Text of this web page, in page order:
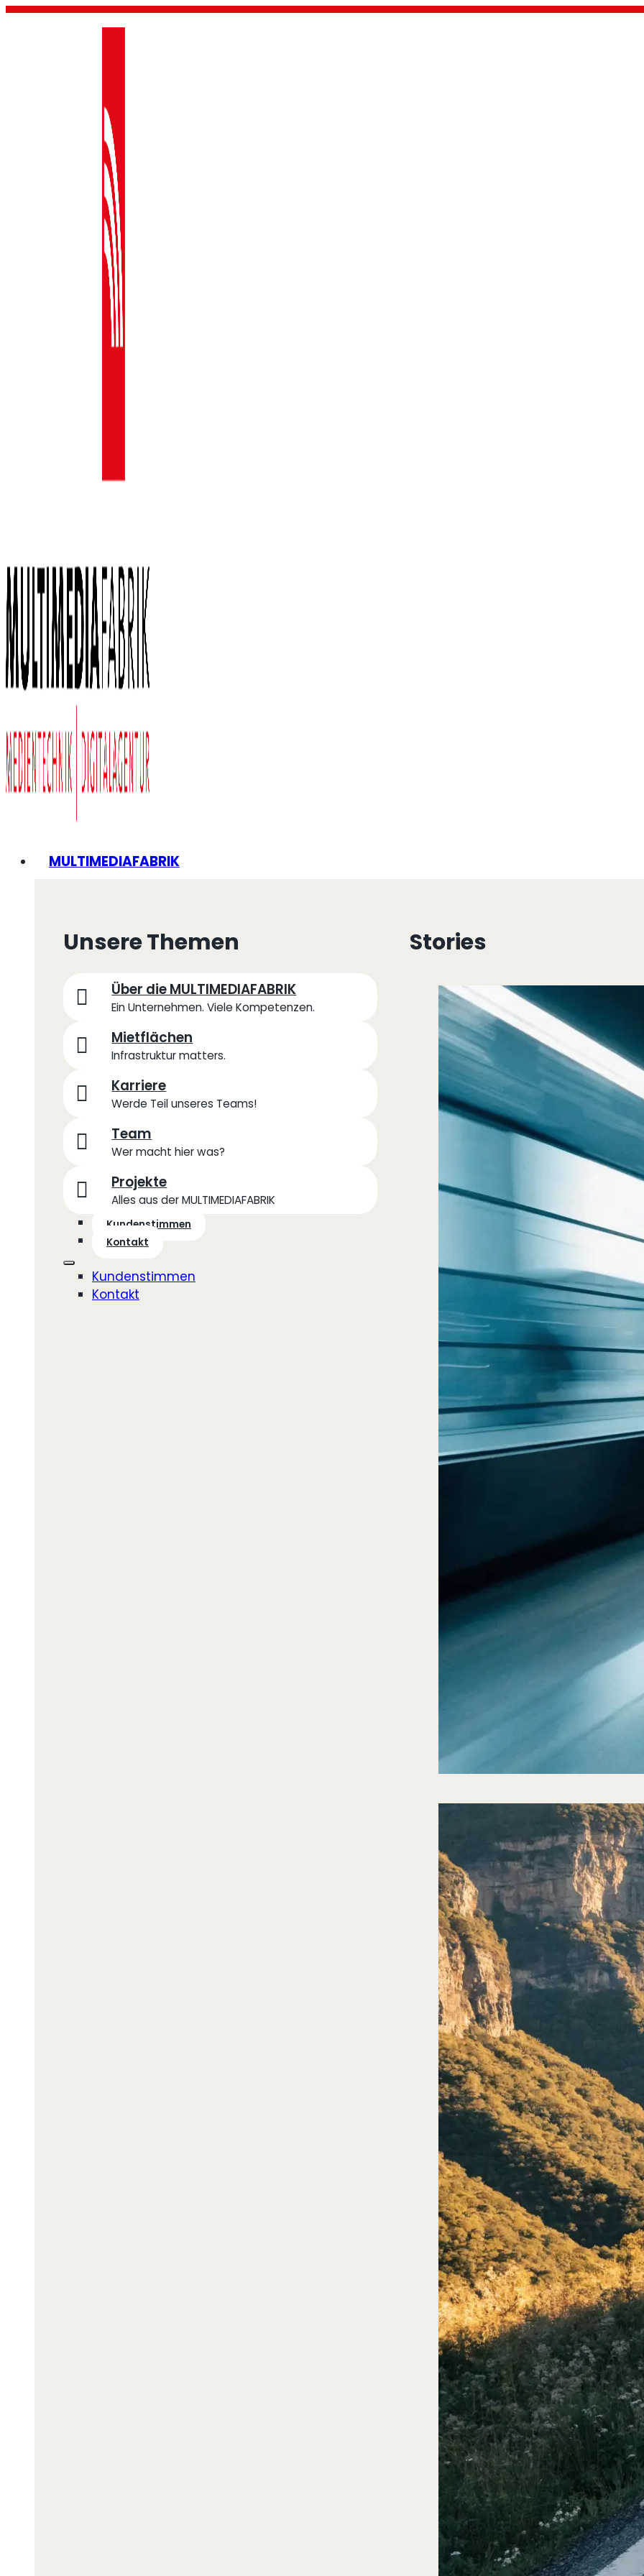
MULTIMEDIAFABRIK
Unsere Themen
Über die MULTIMEDIAFABRIK
Ein Unternehmen. Viele Kompetenzen.
Mietflächen
Infrastruktur matters.
Karriere
Werde Teil unseres Teams!
Team
Wer macht hier was?
Projekte
Alles aus der MULTIMEDIAFABRIK
Kundenstimmen
Kontakt
Kundenstimmen
Kontakt
Stories
Fliegen durch den
FPV-Videos
Autos, die im
Car-Videos